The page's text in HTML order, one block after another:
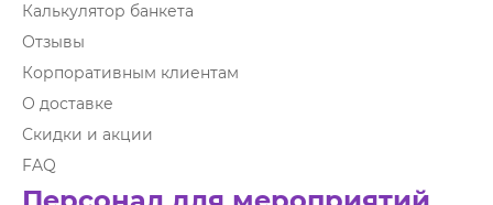
Калькулятор банкета
Отзывы
Корпоративным клиентам
О доставке
Скидки и акции
FAQ